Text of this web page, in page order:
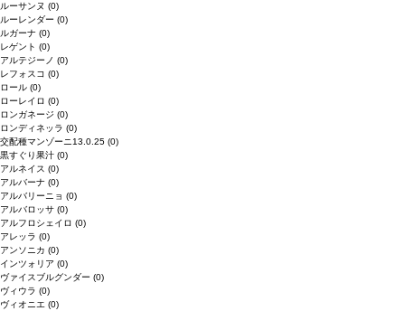
ルーサンヌ (0)
ルーレンダー (0)
ルガーナ (0)
レゲント (0)
アルテジーノ (0)
レフォスコ (0)
ロール (0)
ローレイロ (0)
ロンガネージ (0)
ロンディネッラ (0)
交配種マンゾーニ13.0.25 (0)
黒すぐり果汁 (0)
アルネイス (0)
アルバーナ (0)
アルバリーニョ (0)
アルバロッサ (0)
アルフロシェイロ (0)
アレッラ (0)
アンソニカ (0)
インツォリア (0)
ヴァイスブルグンダー (0)
ヴィウラ (0)
ヴィオニエ (0)